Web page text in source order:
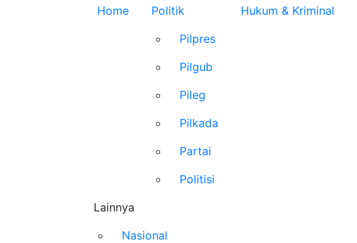
Home
Politik
Pilpres
Pilgub
Pileg
Pilkada
Partai
Politisi
Hukum & Kriminal
Lainnya
Nasional